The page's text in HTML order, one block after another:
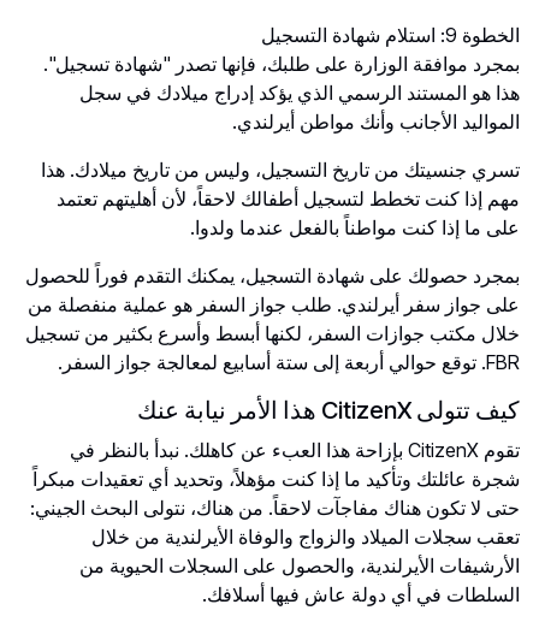
الخطوة 9: استلام شهادة التسجيل
بمجرد موافقة الوزارة على طلبك، فإنها تصدر "شهادة تسجيل".
هذا هو المستند الرسمي الذي يؤكد إدراج ميلادك في سجل
المواليد الأجانب وأنك مواطن أيرلندي.
تسري جنسيتك من تاريخ التسجيل، وليس من تاريخ ميلادك. هذا
مهم إذا كنت تخطط لتسجيل أطفالك لاحقاً، لأن أهليتهم تعتمد
على ما إذا كنت مواطناً بالفعل عندما ولدوا.
بمجرد حصولك على شهادة التسجيل، يمكنك التقدم فوراً للحصول
على جواز سفر أيرلندي. طلب جواز السفر هو عملية منفصلة من
خلال مكتب جوازات السفر، لكنها أبسط وأسرع بكثير من تسجيل
FBR. توقع حوالي أربعة إلى ستة أسابيع لمعالجة جواز السفر.
كيف تتولى CitizenX هذا الأمر نيابة عنك
تقوم CitizenX بإزاحة هذا العبء عن كاهلك. نبدأ بالنظر في
شجرة عائلتك وتأكيد ما إذا كنت مؤهلاً، وتحديد أي تعقيدات مبكراً
حتى لا تكون هناك مفاجآت لاحقاً. من هناك، نتولى البحث الجيني:
تعقب سجلات الميلاد والزواج والوفاة الأيرلندية من خلال
الأرشيفات الأيرلندية، والحصول على السجلات الحيوية من
السلطات في أي دولة عاش فيها أسلافك.